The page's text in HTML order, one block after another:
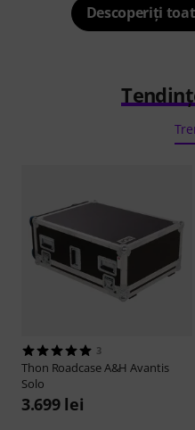
Descoperiți
3
Thon Roadcase A&H Avantis
Solo
3.699 lei